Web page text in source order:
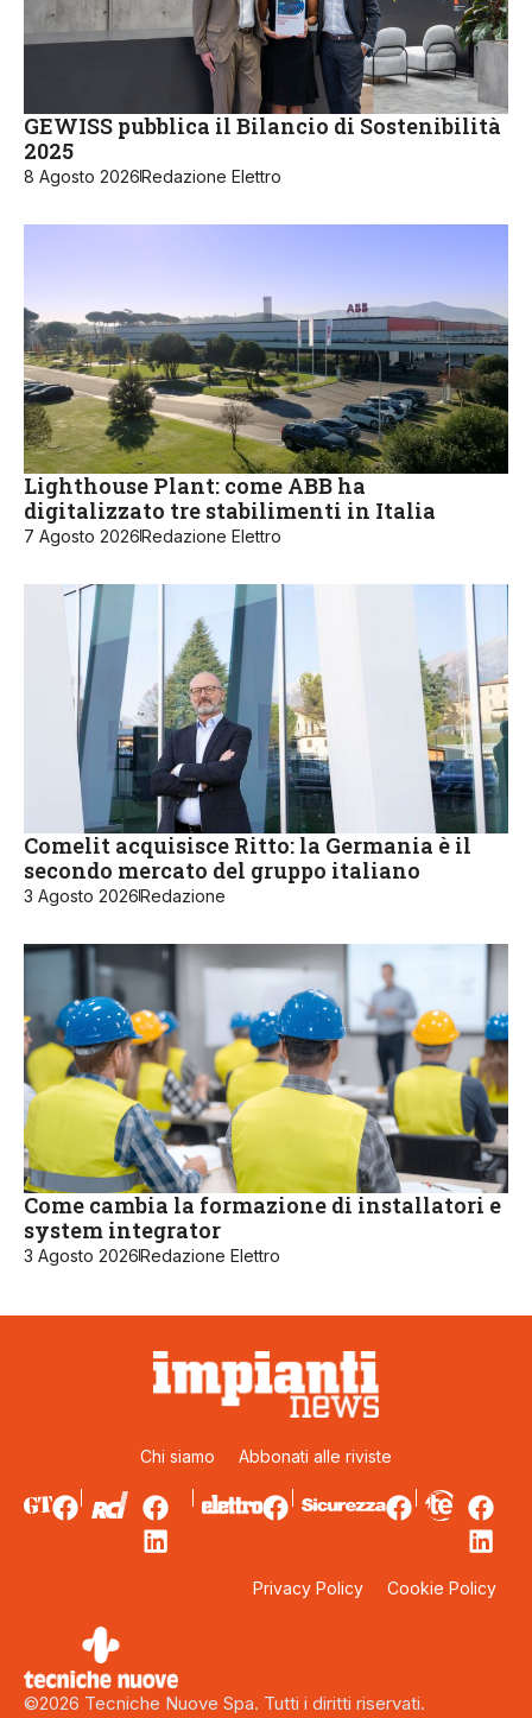
GEWISS pubblica il Bilancio di Sostenibilità
2025
8 Agosto 2026Redazione Elettro
Lighthouse Plant: come ABB ha
digitalizzato tre stabilimenti in Italia
7 Agosto 2026Redazione Elettro
Comelit acquisisce Ritto: la Germania è il
secondo mercato del gruppo italiano
3 Agosto 2026Redazione
Come cambia la formazione di installatori e
system integrator
3 Agosto 2026Redazione Elettro
Chi siamo Abbonati alle riviste
Privacy Policy Cookie Policy
©2026 Tecniche Nuove Spa. Tutti i diritti riservati.